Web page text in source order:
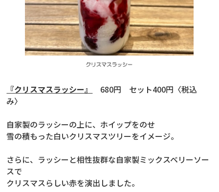
『クリスマスラッシー』
680円 セット400円〈税込
み〉
自家製のラッシーの上に、ホイップをのせ
雪の積もった白いクリスマスツリーをイメージ。
さらに、ラッシーと相性抜群な自家製ミックスベリーソー
スで
クリスマスらしい赤を演出しました。